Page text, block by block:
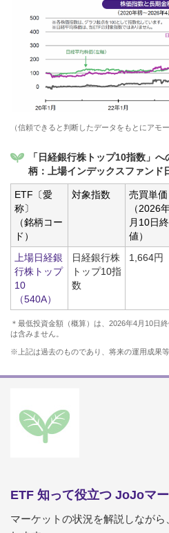
（信頼できると判断したデータをもとにアモ
「日経銀行株トップ10指数」
柄：上場インデックスファンド
ETF〔愛
称〕
（銘柄コー
ド）
対象指数
売買単価
（2026
月10日終
値）
上場日経銀
行株トップ
10
（540A）
日経銀行株
トップ10指
数
1,664円
＊最低投資金額（概算）は、2026年4月10日
は含みません。
※上記は過去のものであり、将来の運用成果
ETF 知って役立つ JoJoマ
マーケットの状況を解説しなが